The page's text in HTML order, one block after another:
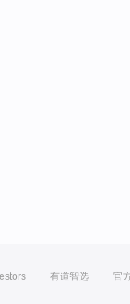
有道智选 官